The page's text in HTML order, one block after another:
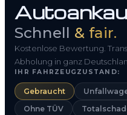
So funktioniert’s
Kontakt
FAQ
Schnell & fair.
Kostenlose Bewertung.
Abholung in ganz
IHR FAHRZEUGZUSTAND:
Gebraucht
Ohne TÜV